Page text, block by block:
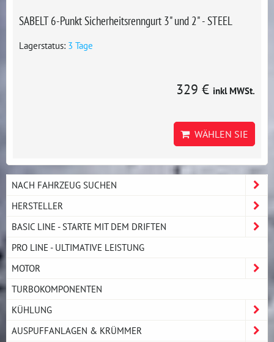
SABELT 6-Punkt Sicherheitsrenngurt 3" und 2" - STEEL
Lagerstatus: 3 Tage
329 € inkl MWSt.
WÄHLEN SIE
NACH FAHRZEUG SUCHEN
HERSTELLER
BASIC LINE - STARTE MIT DEM DRIFTEN
PRO LINE - ULTIMATIVE LEISTUNG
MOTOR
TURBOKOMPONENTEN
KÜHLUNG
AUSPUFFANLAGEN & KRÜMMER